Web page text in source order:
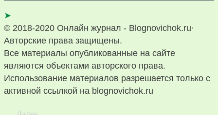
➤
© 2018-2020 Онлайн журнал - Blognovichok.ru·
Авторские права защищены.
Все материалы опубликованные на сайте
являются объектами авторского права.
Использование материалов разрешается только с
активной ссылкой на blognovichok.ru